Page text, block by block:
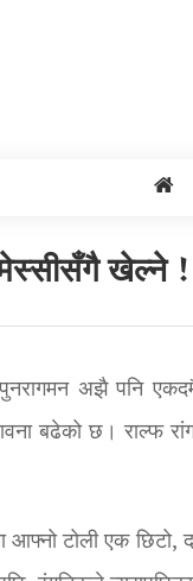
मेस्सीसँगै खेल्ने !
पुनरागमन अझै पनि
बढेको छ। राल्फ
आफ्नो टोली एक